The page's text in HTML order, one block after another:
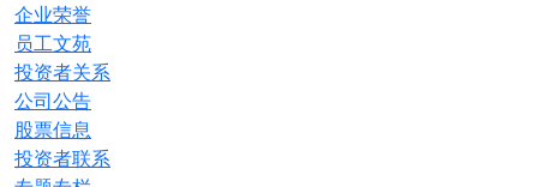
企业荣誉
员工文苑
投资者关系
公司公告
股票信息
投资者联系